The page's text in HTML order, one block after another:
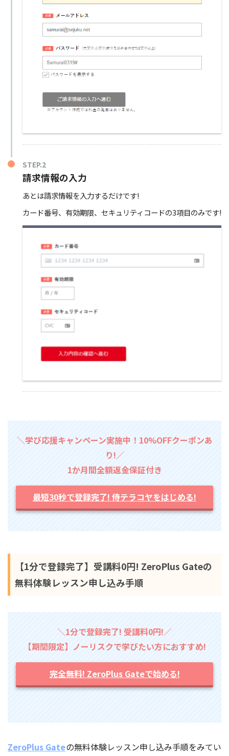
STEP.2
請求情報の入力
あとは請求情報を入力するだけです!
カード番号、有効期限、セキュリティコードの3項目のみです!
＼学び応援キャンペーン実施中！10%OFFクーポンあ
り!／
1か月間全額返金保証付き
最短30秒で登録完了! 侍テラコヤをはじめる!
【1分で登録完了】受講料0円! ZeroPlus Gateの
無料体験レッスン申し込み手順
＼1分で登録完了! 受講料0円!／
【期間限定】ノーリスクで学びたい方におすすめ!
完全無料! ZeroPlus Gateで始める!
ZeroPlus Gateの無料体験レッスン申し込み手順をみてい